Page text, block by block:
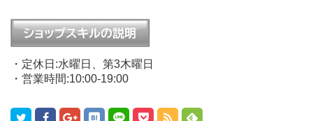
・定休日:水曜日、第3木曜日
・営業時間:10:00-19:00